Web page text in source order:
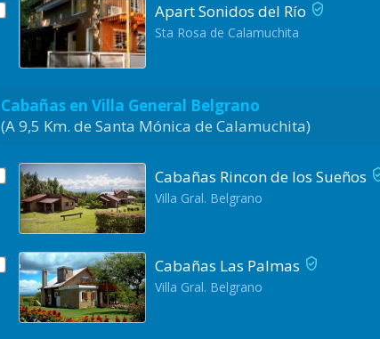
Apart Sonidos del Río
Sta Rosa de Calamuchita
Cabañas en Villa General Belgrano
(A 9,5 Km. de Santa Mónica de Calamuchita)
Cabañas Rincon de los Sueños
Villa Gral. Belgrano
Cabañas Las Palmas
Villa Gral. Belgrano